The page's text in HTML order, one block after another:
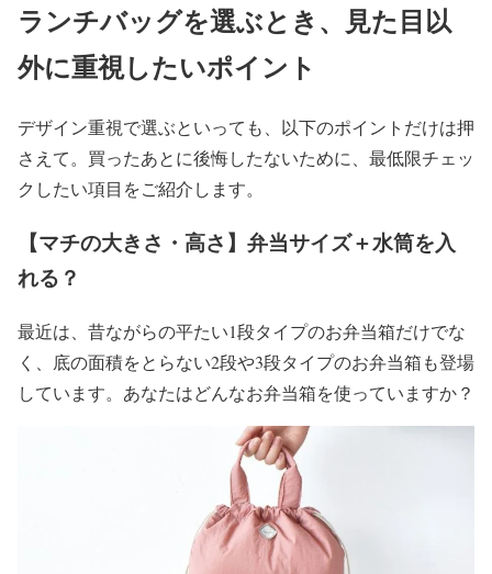
ランチバッグを選ぶとき、見た目以
外に重視したいポイント
デザイン重視で選ぶといっても、以下のポイントだけは押
さえて。買ったあとに後悔したないために、最低限チェッ
クしたい項目をご紹介します。
【マチの大きさ・高さ】弁当サイズ＋水筒を入
れる？
最近は、昔ながらの平たい1段タイプのお弁当箱だけでな
く、底の面積をとらない2段や3段タイプのお弁当箱も登場
しています。あなたはどんなお弁当箱を使っていますか？